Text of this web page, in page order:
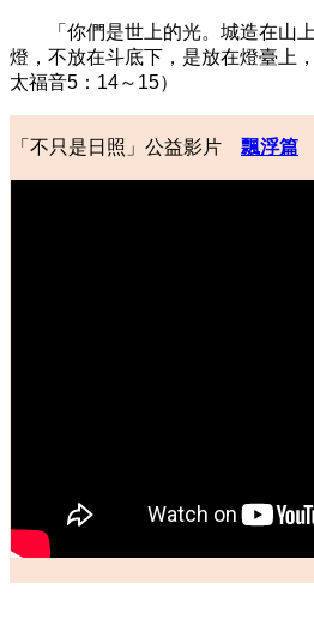
「你們是世上的光。城造在山上
燈，不放在斗底下，是放在燈臺上
太福音5：14～15）
「不只是日照」公益影片 飄浮篇